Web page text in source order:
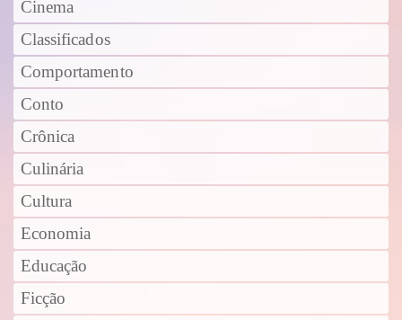
Cinema
Classificados
Comportamento
Conto
Crônica
Culinária
Cultura
Economia
Educação
Ficção